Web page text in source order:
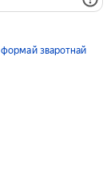
формай зваротнай